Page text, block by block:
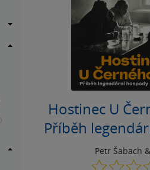
Hostinec U
Příběh
na
Petr Šabach
0.0